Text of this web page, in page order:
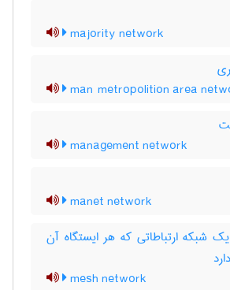
majority network
man metropolition area
management network
manet network
شبکه ارتباطاتی که هر ایستگاه آن
mesh network